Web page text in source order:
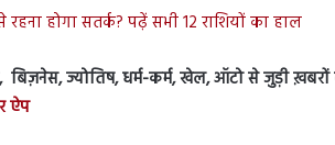
होगा सतर्क? पढ़ें सभी 12 राशियों का हाल
बिज़नेस, ज्योतिष, धर्म-कर्म, खेल, ऑटो से जुड़ी
ऐप